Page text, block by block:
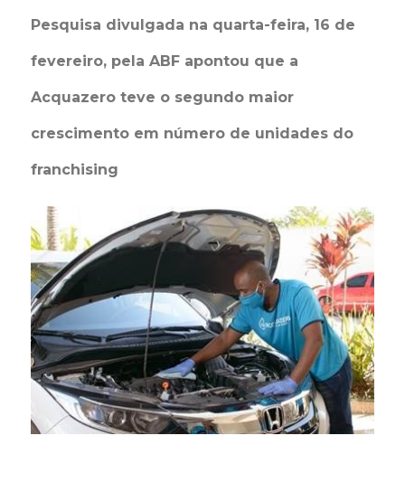
Pesquisa divulgada na quarta-feira, 16 de
fevereiro, pela ABF apontou que a
Acquazero teve o segundo maior
crescimento em número de unidades do
franchising